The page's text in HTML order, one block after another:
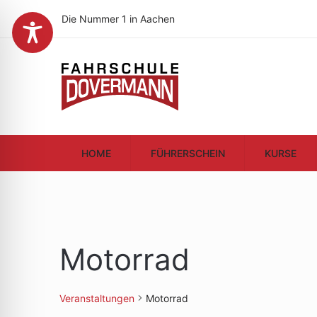
Die Nummer 1 in Aachen
HOME FÜHRERSCHEIN KURSE
Motorrad
Veranstaltungen Motorrad